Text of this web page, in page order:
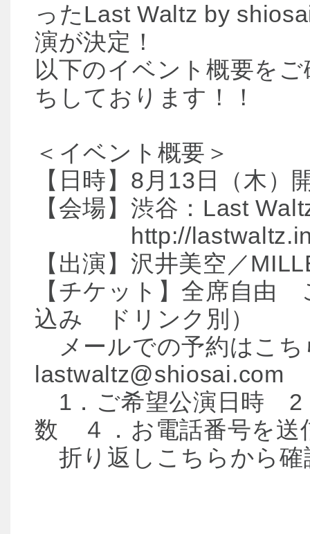
ったLast Waltz by
演が決定！
以下のイベント概要を
ちしております！！
＜イベント概要＞
【日時】8月13日（木）
【会場】渋谷：Last
http://
【出演】沢井美空／
【チケット】全席自由
込み ドリンク別）
メールでの予約はこち
lastwaltz@shiosai.com
1．ご希望公演日時 2
数 ４．お電話番号を送
折り返しこちらから確